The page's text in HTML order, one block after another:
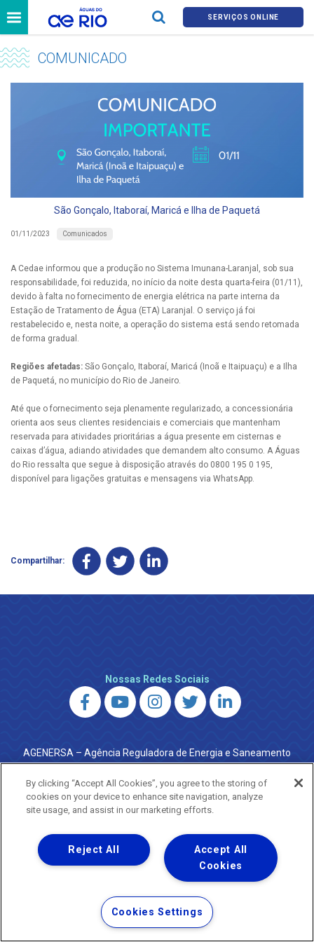
SERVIÇOS ONLINE
COMUNICADO
São Gonçalo, Itaboraí, Maricá e Ilha de Paquetá
01/11/2023 Comunicados
A Cedae informou que a produção no Sistema Imunana-Laranjal, sob sua
responsabilidade, foi reduzida, no início da noite desta quarta-feira (01/11),
devido à falta no fornecimento de energia elétrica na parte interna da
Estação de Tratamento de Água (ETA) Laranjal. O serviço já foi
restabelecido e, nesta noite, a operação do sistema está sendo retomada
de forma gradual.
Regiões afetadas: São Gonçalo, Itaboraí, Maricá (Inoã e Itaipuaçu) e a Ilha
de Paquetá, no município do Rio de Janeiro.
Até que o fornecimento seja plenamente regularizado, a concessionária
orienta aos seus clientes residenciais e comerciais que mantenham
reservada para atividades prioritárias a água presente em cisternas e
caixas d’água, adiando atividades que demandem alto consumo. A Águas
do Rio ressalta que segue à disposição através do 0800 195 0 195,
disponível para ligações gratuitas e mensagens via WhatsApp.
Compartilhar:
Nossas Redes Sociais
AGENERSA – Agência Reguladora de Energia e Saneamento
do Estado do Rio de Janeiro
0800 024 9040 · (21) 2332-6457 (WhatsApp) ·
ouvidoria@agenersa.rj.gov.br/ouvidoria.agenersa@gmail.com
·http://www.agenersa.rj.gov.br
Uma empresa
Copyright ® 2026 - Todos os Direitos Reservados.
Termos Gerais de Uso de Sites e Aplicativos
Política de Privacidade e Proteção de Dados
By clicking “Accept All Cookies”, you agree to the storing of
cookies on your device to enhance site navigation, analyze
site usage, and assist in our marketing efforts.
Accept All
Cookies
Reject All
Cookies Settings